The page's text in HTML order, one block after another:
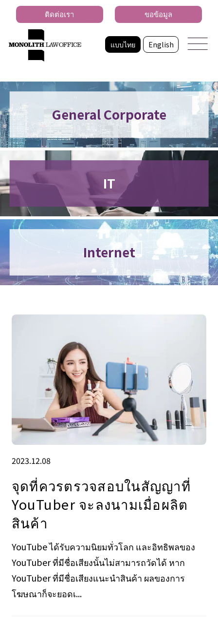
แบบไทย English
ติดต่อเรา ขอข้อมูล
General Corporate
IT
Internet
2023.12.08
จุดที่ควรตรวจสอบในสัญญาที่
YouTuber จะลงนามเมื่อผลิต
สินค้า
YouTube ได้รับความนิยมทั่วโลก และอิทธิพลของ
YouTuber ที่มีชื่อเสียงนั้นไม่สามารถวัดได้ หาก
YouTuber ที่มีชื่อเสียงแนะนำสินค้า ผลของการ
โฆษณาก็จะยอดเ...